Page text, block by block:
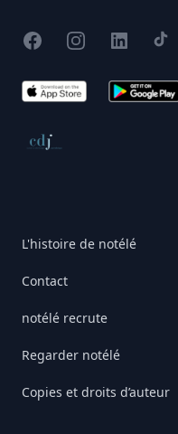
FacebookInstagram
X
App Store Google Play
Conseil de
L'histoire de notélé
Contact
notélé recrute
Regarder notélé
Copies et droits d’auteur